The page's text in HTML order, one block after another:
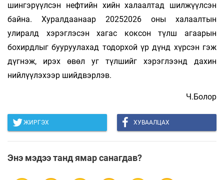
шингэрүүлсэн нефтийн хийн халаалтад шилжүүлсэн
байна. Хуралдаанаар 20252026 оны халаалтын
улиралд хэрэглэсэн хагас коксон түлш агаарын
бохирдлыг бууруулахад тодорхой үр дүнд хүрсэн гэж
дүгнэж, ирэх өвөл уг түлшийг хэрэглээнд дахин
нийлүүлэхээр шийдвэрлэв.
Ч.Болор
ЖИРГЭХ ХУВААЛЦАХ
Энэ мэдээ танд ямар санагдав?